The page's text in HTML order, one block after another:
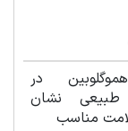
در
طبیعی نشان
مناسب